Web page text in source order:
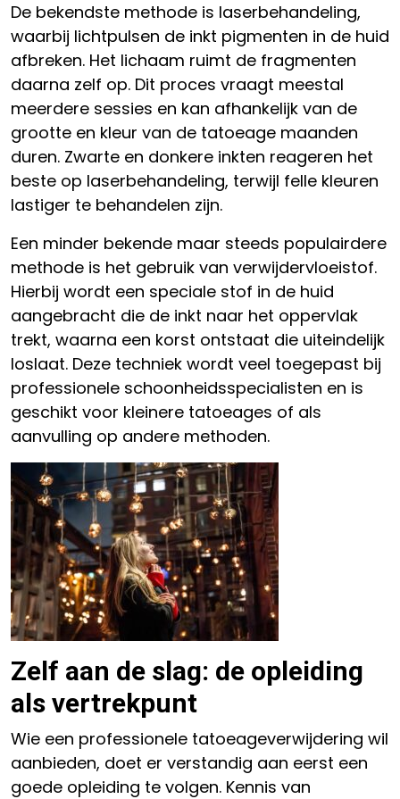
De bekendste methode is laserbehandeling,
waarbij lichtpulsen de inkt pigmenten in de huid
afbreken. Het lichaam ruimt de fragmenten
daarna zelf op. Dit proces vraagt meestal
meerdere sessies en kan afhankelijk van de
grootte en kleur van de tatoeage maanden
duren. Zwarte en donkere inkten reageren het
beste op laserbehandeling, terwijl felle kleuren
lastiger te behandelen zijn.
Een minder bekende maar steeds populairdere
methode is het gebruik van verwijdervloeistof.
Hierbij wordt een speciale stof in de huid
aangebracht die de inkt naar het oppervlak
trekt, waarna een korst ontstaat die uiteindelijk
loslaat. Deze techniek wordt veel toegepast bij
professionele schoonheidsspecialisten en is
geschikt voor kleinere tatoeages of als
aanvulling op andere methoden.
Zelf aan de slag: de opleiding
als vertrekpunt
Wie een professionele tatoeageverwijdering wil
aanbieden, doet er verstandig aan eerst een
goede opleiding te volgen. Kennis van